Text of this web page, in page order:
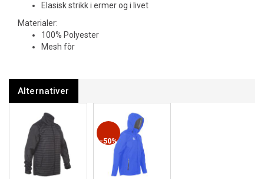
Elasisk strikk i ermer og i livet
Materialer:
100% Polyester
Mesh fòr
Alternativer
50%